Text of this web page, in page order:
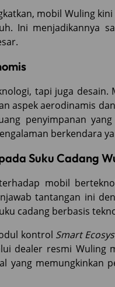
mobil Wuling
Ini menjadikannya
tapi juga
aspek aerodinamis
penyimpanan
berkendara
Suku Cadang
mobil
tantangan ini
cadang berbasis
kontrol Smart
dealer resmi Wuling
yang memungkinkan